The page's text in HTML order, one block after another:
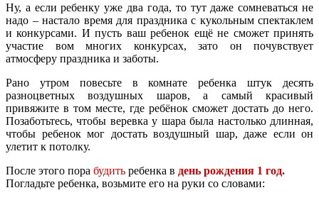
Ну, а если ребенку уже два года, то тут даже сомневаться не
надо – настало время для праздника с кукольным спектаклем
и конкурсами. И пусть ваш ребенок ещё не сможет принять
участие вом многих конкурсах, зато он почувствует
атмосферу праздника и заботы.
Рано утром повесьте в комнате ребенка штук десять
разноцветных воздушных шаров, а самый красивый
привяжите в том месте, где ребёнок сможет достать до него.
Позаботьтесь, чтобы веревка у шара была настолько длинная,
чтобы ребенок мог достать воздушный шар, даже если он
улетит к потолку.
После этого пора будить ребенка в день рождения 1 год.
Погладьте ребенка, возьмите его на руки со словами: